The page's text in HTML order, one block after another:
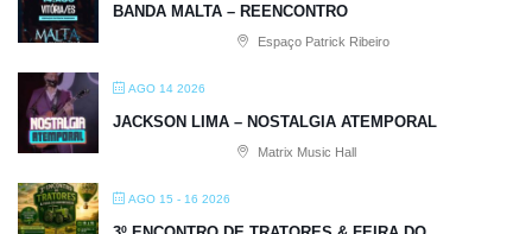
BANDA MALTA – REENCONTRO
Espaço Patrick Ribeiro
AGO 14 2026
JACKSON LIMA – NOSTALGIA ATEMPORAL
Matrix Music Hall
AGO 15 - 16 2026